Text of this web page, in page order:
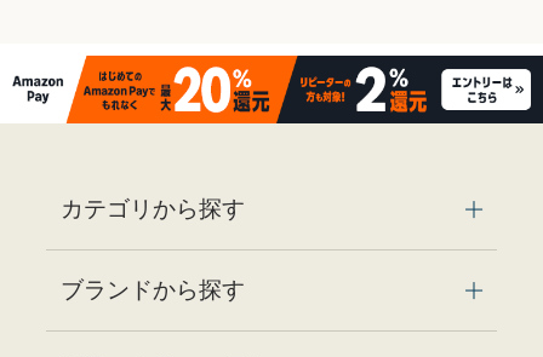
カテゴリから探す
ブランドから探す